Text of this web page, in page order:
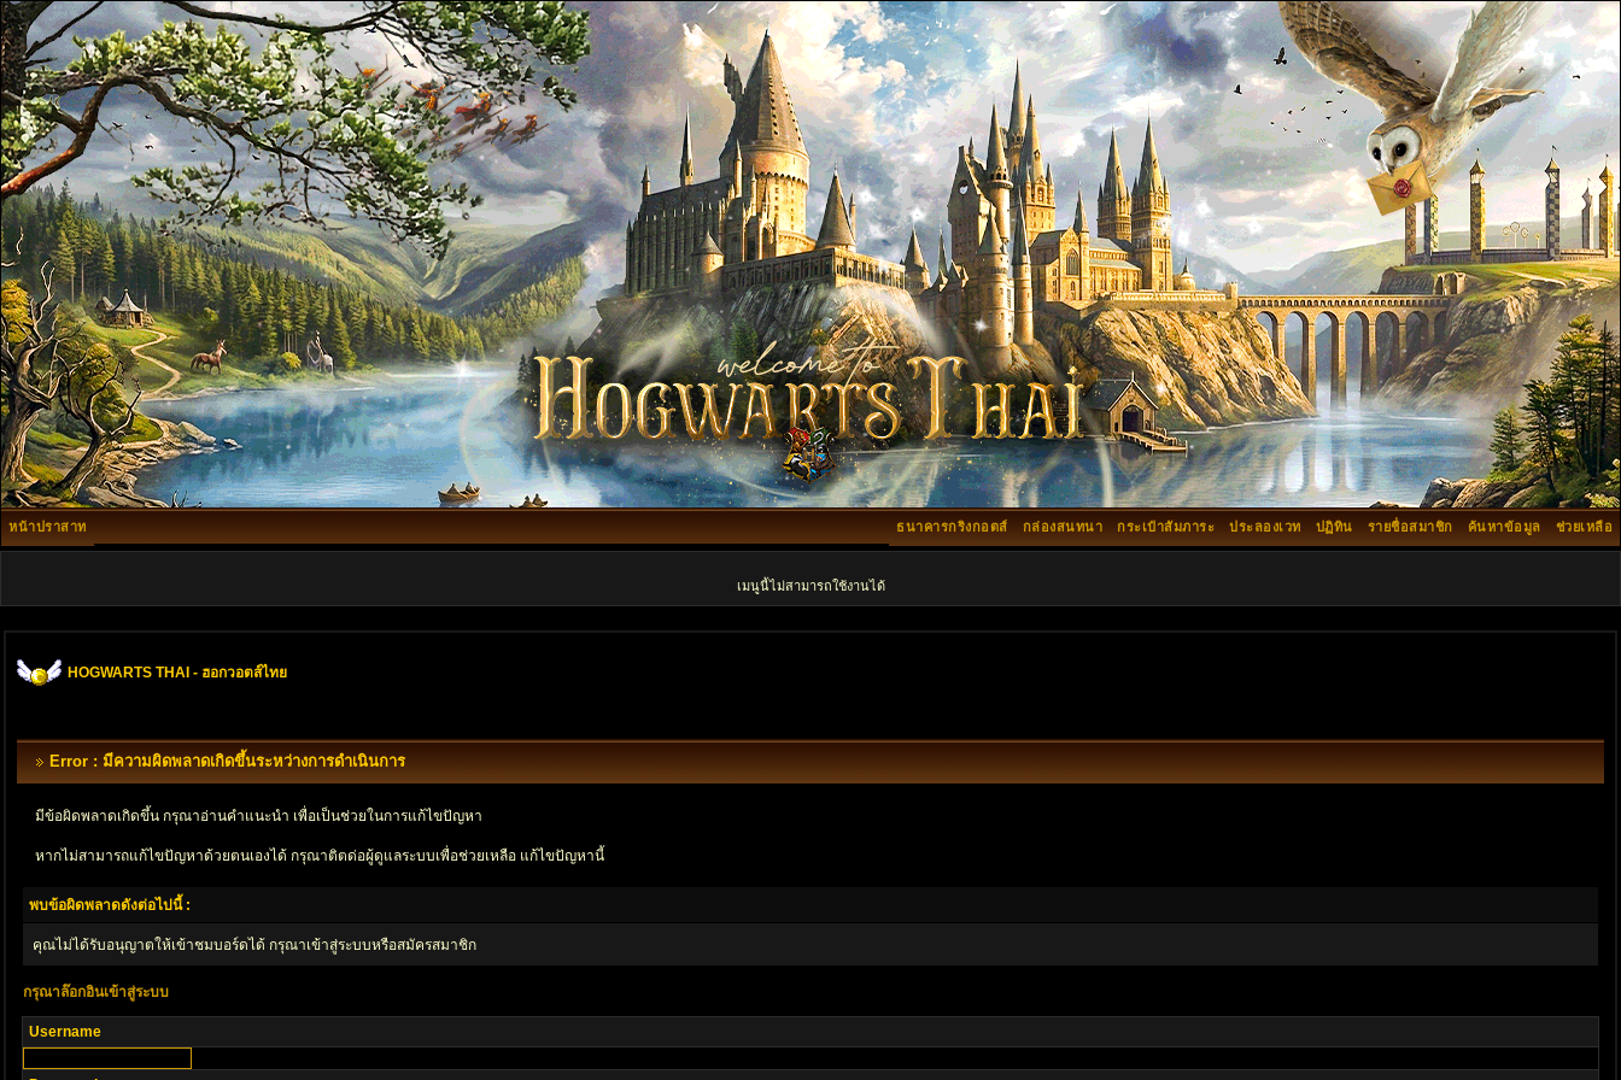
หน้าปราสาท ช่วยเหลือ
ค้นหาข้อมูล
รายชื่อสมาชิก
ปฏิทิน
ประลองเวท
กระเป๋าสัมภาระ
กล่องสนทนา
ธนาคารกริงกอตส์
เมนูนี้ไม่สามารถใช้งานได้
HOGWARTS THAI - ฮอกวอตส์ไทย
Error : มีความผิดพลาดเกิดขึ้นระหว่างการดำเนินการ
มีข้อผิดพลาดเกิดขึ้น กรุณาอ่านคำแนะนำ เพื่อเป็นช่วยในการแก้ไขปัญหา
หากไม่สามารถแก้ไขปัญหาด้วยตนเองได้ กรุณาติตด่อผู้ดูแลระบบเพื่อช่วยเหลือ แก้ไขปัญหานี้
พบข้อผิดพลาดดังต่อไปนี้ :
คุณไม่ได้รับอนุญาตให้เข้าชมบอร์ดได้ กรุณาเข้าสู่ระบบหรือสมัครสมาชิก
กรุณาล๊อกอินเข้าสู่ระบบ
Username